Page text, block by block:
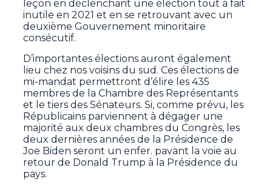
leçon en déclenchant une élection tout à fait
inutile en 2021 et en se retrouvant avec un
deuxième Gouvernement minoritaire
consécutif.
D’importantes élections auront également
lieu chez nos voisins du sud. Ces élections de
mi-mandat permettront d’élire les 435
membres de la Chambre des Représentants
et le tiers des Sénateurs. Si, comme prévu, les
Républicains parviennent à dégager une
majorité aux deux chambres du Congrès, les
deux dernières années de la Présidence de
Joe Biden seront un enfer. pavant la voie au
retour de Donald Trump à la Présidence du
pays.